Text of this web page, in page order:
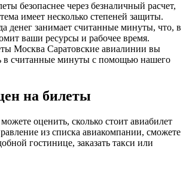
безопаснее через безналичный расчет,
имеет несколько степеней защиты.
денег занимает считанные минуты, что, в
ваши ресурсы и рабочее время.
Москва Саратовские авиалинии вы
в считанные минуты с помощью нашего
на билеты
оценить, сколько стоит авиабилет
из списка авиакомпании, сможете
гостинице, заказать такси или